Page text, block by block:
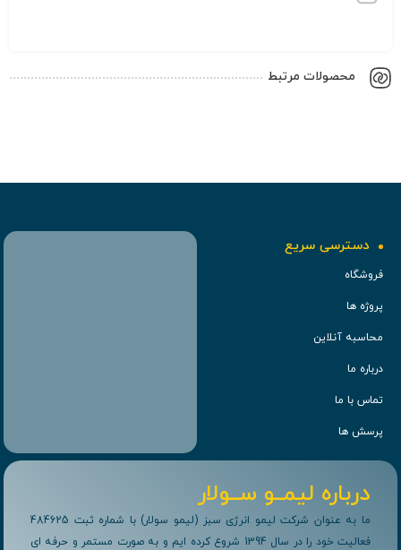
محصولات مرتبط
دسترسی سریع
فروشگاه
پروژه ها
محاسبه آنلاین
درباره ما
تماس با ما
پرسش ها
درباره لیمــو ســولار
ما به عنوان شرکت لیمو انرژی سبز (لیمو سولار) با شماره ثبت 484625
فعالیت خود را در سال 1394 شروع کرده ایم و به صورت مستمر و حرفه ای